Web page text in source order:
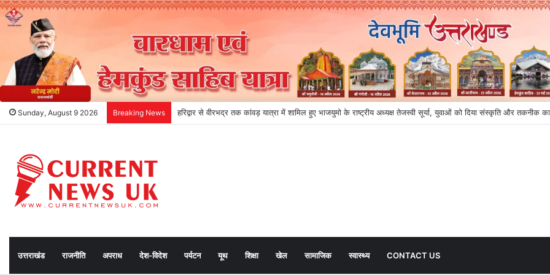
Sunday, August 9 2026 Breaking News हरिद्वार से वीरभद्र तक कांवड़ यात्रा में शामिल हुए भाजयुमो के राष्ट्रीय अध्यक्ष तेजस्वी सूर्या, युवाओं को दिया संस्कृति और तकनीक
उत्तराखंड राजनीति अपराध देश-विदेश पर्यटन यूथ शिक्षा खेल सामाजिक स्वास्थ्य CONTACT US